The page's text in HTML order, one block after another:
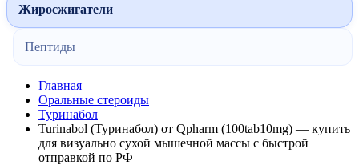
Жиросжигатели
Пептиды
Главная
Оральные стероиды
Туринабол
Turinabol (Туринабол) от Qpharm (100tab10mg) — купить
для визуально сухой мышечной массы с быстрой
отправкой по РФ